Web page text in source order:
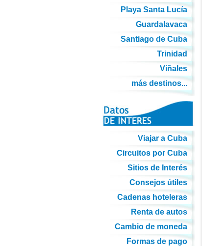
Playa Santa Lucía
Guardalavaca
Santiago de Cuba
Trinidad
Viñales
más destinos...
Viajar a Cuba
Circuitos por Cuba
Sitios de Interés
Consejos útiles
Cadenas hoteleras
Renta de autos
Cambio de moneda
Formas de pago